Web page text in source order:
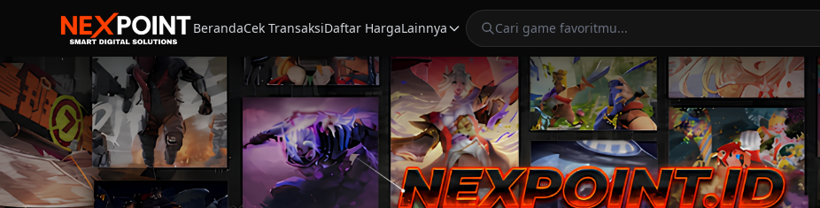
BerandaCek TransaksiDaftar HargaLainnya Cari game favoritmu...